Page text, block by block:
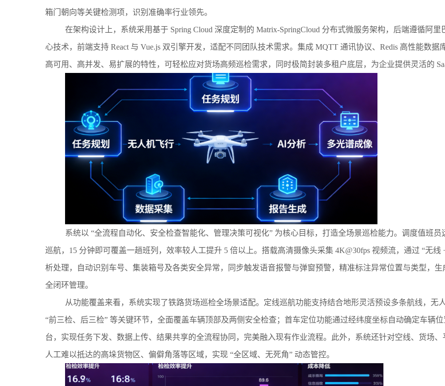
箱门朝向等关键检测项，识别准确率行业领先。
在架构设计上，系统采用基于 Spring Cloud 深度定制的 Matrix-SpringCloud 分布式微服务架构，后端遵循阿
心技术，前端支持 React 与 Vue.js 双引擎开发，适配不同团队技术需求。集成 MQTT 通讯协议、Redis 高性能数
高可用、高并发、易扩展的特性，可轻松应对货场高频巡检需求，同时极简封装多租户底层，为企业提供灵活的
系统以 “全流程自动化、安全检查智能化、管理决策可视化” 为核心目标，打造全场景巡检能力。调度值班
巡航，15 分钟即可覆盖一趟班列，效率较人工提升 5 倍以上。搭载高清摄像头采集 4K@30fps 视频流，通过 “无
析处理，自动识别车号、集装箱号及各类安全异常，同步触发语音报警与弹窗预警，精准标注异常位置与类型，
全闭环管理。
从功能覆盖来看，系统实现了铁路货场巡检全场景适配。定线巡航功能支持结合地形灵活预设多条航线，无
“前三检、后三检” 等关键环节，全面覆盖车辆顶部及两侧安全检查；首车定位功能通过经纬度坐标自动确定车辆
台，实现任务下发、数据上传、结果共享的全流程协同，完美融入现有作业流程。此外，系统还针对空线、货场
人工难以抵达的高垛货物区、偏僻角落等区域，实现 “全区域、无死角” 动态管控。